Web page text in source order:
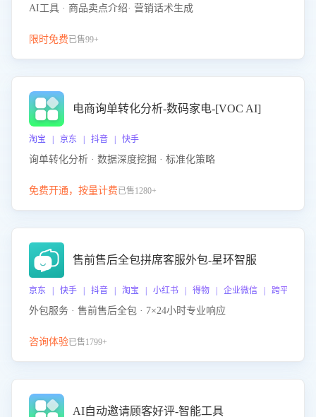
AI工具 · 商品卖点介绍· 营销话术生成
限时免费已售99+
电商询单转化分析-数码家电-[VOC AI]
淘宝 | 京东 | 抖音 | 快手
询单转化分析 · 数据深度挖掘 · 标准化策略
免费开通，按量计费已售1280+
售前售后全包拼席客服外包-星环智服
京东 | 快手 | 抖音 | 淘宝 | 小红书 | 得物 | 企业微信 | 跨平台
外包服务 · 售前售后全包 · 7×24小时专业响应
咨询体验已售1799+
AI自动邀请顾客好评-智能工具